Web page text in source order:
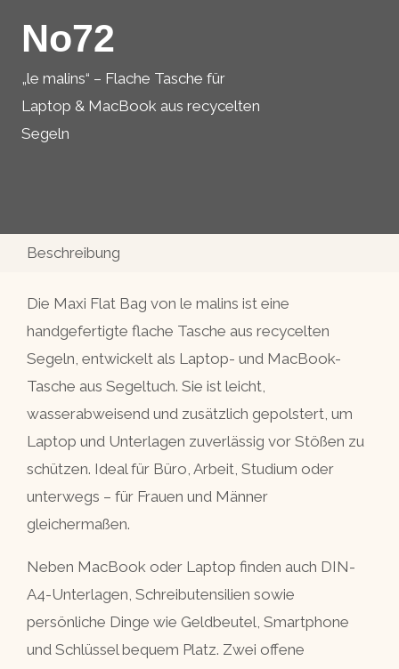
No72
„le malins“ – Flache Tasche für
Laptop & MacBook aus recycelten
Segeln
Beschreibung
Die Maxi Flat Bag von le malins ist eine
handgefertigte flache Tasche aus recycelten
Segeln, entwickelt als Laptop- und MacBook-
Tasche aus Segeltuch. Sie ist leicht,
wasserabweisend und zusätzlich gepolstert, um
Laptop und Unterlagen zuverlässig vor Stößen zu
schützen. Ideal für Büro, Arbeit, Studium oder
unterwegs – für Frauen und Männer
gleichermaßen.
Neben MacBook oder Laptop finden auch DIN-
A4-Unterlagen, Schreibutensilien sowie
persönliche Dinge wie Geldbeutel, Smartphone
und Schlüssel bequem Platz. Zwei offene